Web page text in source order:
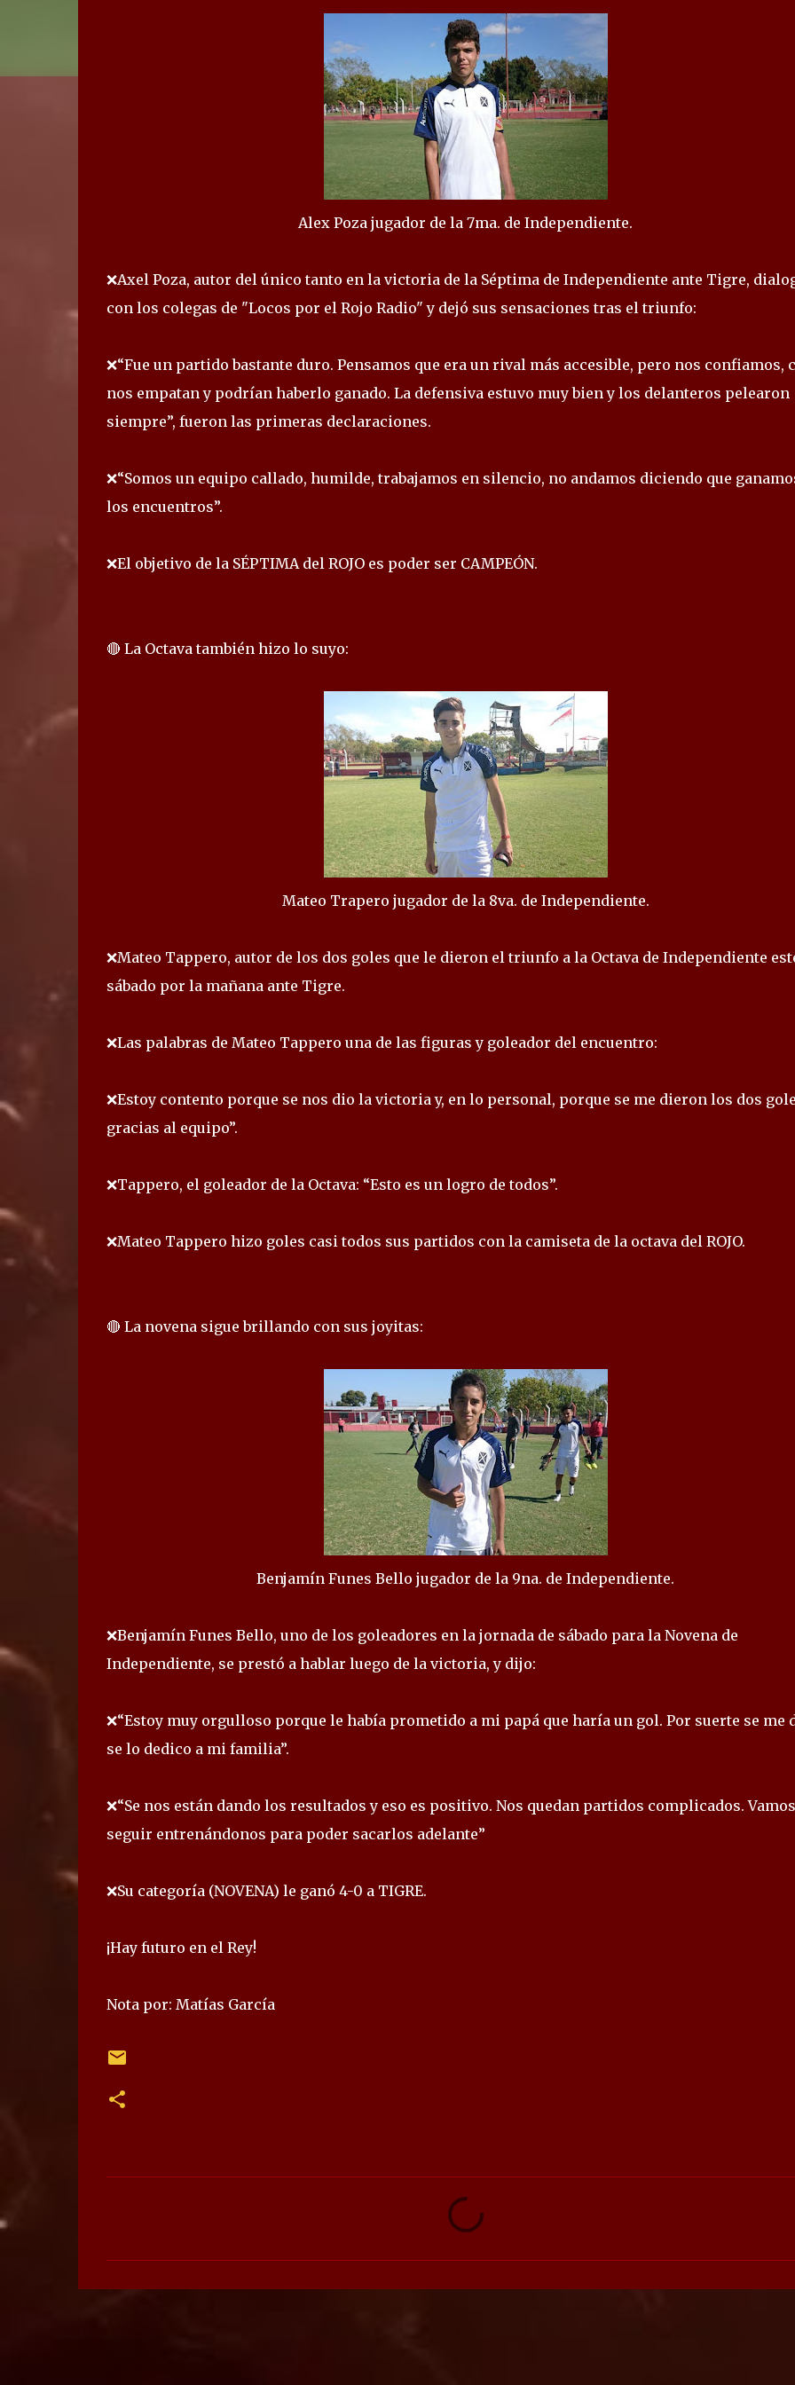
Alex Poza jugador de la 7ma. de Independiente.
❌Axel Poza, autor del único tanto en la victoria de la Séptima de Independiente ante Tigre,
con los colegas de "Locos por el Rojo Radio" y dejó sus sensaciones tras el triunfo:
❌“Fue un partido bastante duro. Pensamos que era un rival más accesible, pero nos confiamos,
nos empatan y podrían haberlo ganado. La defensiva estuvo muy bien y los delanteros pelearon
siempre”, fueron las primeras declaraciones.
❌“Somos un equipo callado, humilde, trabajamos en silencio, no andamos diciendo que
los encuentros”.
❌El objetivo de la SÉPTIMA del ROJO es poder ser CAMPEÓN.
🔴 La Octava también hizo lo suyo:
Mateo Trapero jugador de la 8va. de Independiente.
❌Mateo Tappero, autor de los dos goles que le dieron el triunfo a la Octava de Independiente
sábado por la mañana ante Tigre.
❌Las palabras de Mateo Tappero una de las figuras y goleador del encuentro:
❌Estoy contento porque se nos dio la victoria y, en lo personal, porque se me dieron los dos
gracias al equipo”.
❌Tappero, el goleador de la Octava: “Esto es un logro de todos”.
❌Mateo Tappero hizo goles casi todos sus partidos con la camiseta de la octava del ROJO.
🔴 La novena sigue brillando con sus joyitas:
Benjamín Funes Bello jugador de la 9na. de Independiente.
❌Benjamín Funes Bello, uno de los goleadores en la jornada de sábado para la Novena de
Independiente, se prestó a hablar luego de la victoria, y dijo:
❌“Estoy muy orgulloso porque le había prometido a mi papá que haría un gol. Por suerte se me
se lo dedico a mi familia”.
❌“Se nos están dando los resultados y eso es positivo. Nos quedan partidos complicados.
seguir entrenándonos para poder sacarlos adelante”
❌Su categoría (NOVENA) le ganó 4-0 a TIGRE.
¡Hay futuro en el Rey!
Nota por: Matías García